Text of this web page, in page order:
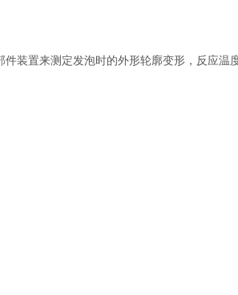
装置来测定发泡时的外形轮廓变形，反应温